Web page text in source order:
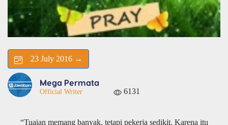
23 July 2016 →
Mega Permata
Official Writer 6131
“Tuaian memang banyak, tetapi pekerja sedikit. Karena itu